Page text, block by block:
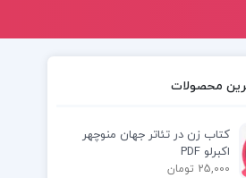
محصولات
کتاب زن در تئاتر جهان منوچهر
اکبرلو PDF
25,000 تومان